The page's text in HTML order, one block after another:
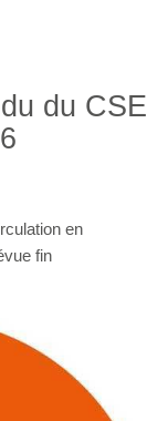
du CSE
en
fin